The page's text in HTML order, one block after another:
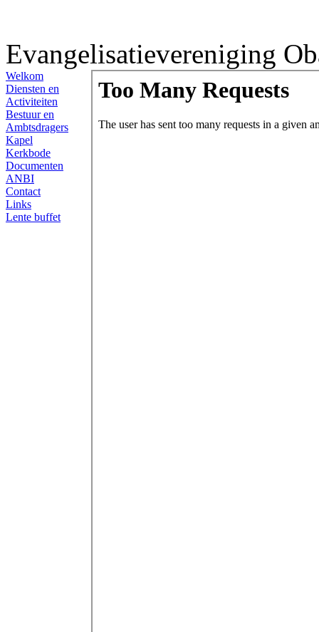
Evangelisatievereniging
Welkom
Diensten en
Activiteiten
Bestuur en
Ambtsdragers
Kapel
Kerkbode
Documenten
ANBI
Contact
Links
Lente buffet